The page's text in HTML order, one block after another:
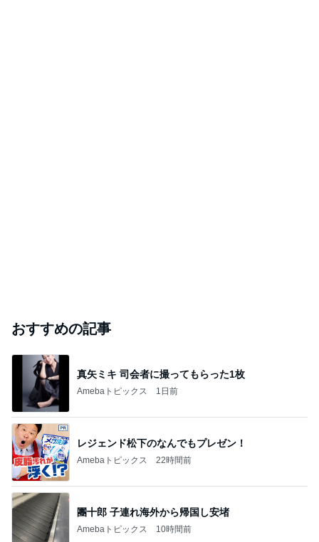
おすすめの記事
真矢ミキ 司会者に撮ってもらった1枚
Amebaトピックス 1日前
レジェンド松下のなんでもプレゼン！
Amebaトピックス 22時間前
團十郎 子連れ海外から帰国し安堵
Amebaトピックス 10時間前